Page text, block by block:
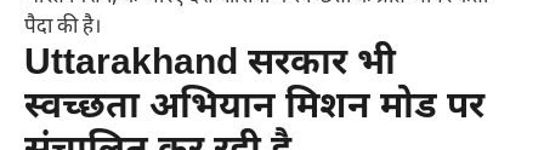
पैदा की है।
Uttarakhand सरकार भी
स्वच्छता अभियान मिशन मोड पर